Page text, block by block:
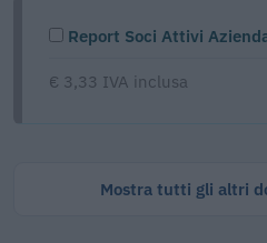
Report Soci Attivi
€ 3,33 IVA inclusa
Mostra tutti gli altri